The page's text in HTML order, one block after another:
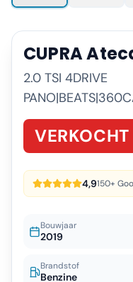
CUPRA
2.0 TSI 4DRIVE
VERKOCHT
4,9150+
Bouwjaar
2019
Brandstof
Benzine